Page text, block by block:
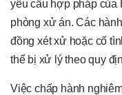
yêu cầu hợp pháp của
phòng xử án. Các
đồng xét xử hoặc cố
thể bị xử lý theo quy
Việc chấp hành